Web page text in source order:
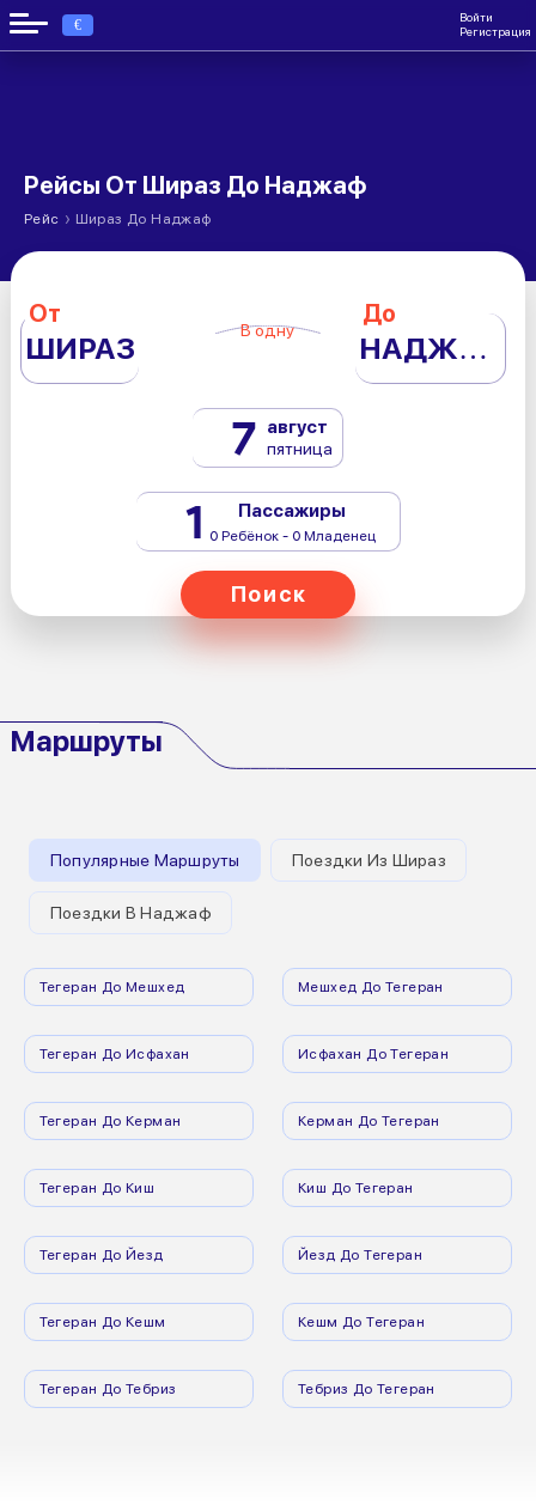
€
Войти
Регистрация
Рейсы От Шираз До Наджаф
Рейс › Шираз До Наджаф
От
ШИРАЗ В одну
До
НАДЖАФ
7 август
пятница
1 Пассажиры
0 Ребёнок - 0 Младенец
Поиск
Маршруты
Популярные Маршруты Поездки Из Шираз
Поездки В Наджаф
Тегеран До Мешхед Мешхед До Тегеран
Тегеран До Исфахан Исфахан До Тегеран
Тегеран До Керман Керман До Тегеран
Тегеран До Киш Киш До Тегеран
Тегеран До Йезд Йезд До Тегеран
Тегеран До Кешм Кешм До Тегеран
Тегеран До Тебриз Тебриз До Тегеран